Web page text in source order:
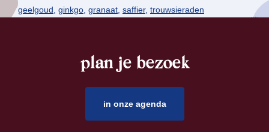
geelgoud ginkgo granaat saffier, trouwsieraden
plan je bezoek
in onze agenda